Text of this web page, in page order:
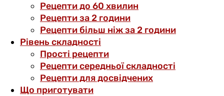
Рецепти до 60 хвилин
Рецепти за 2 години
Рецепти більш ніж за 2 години
Рівень складності
Прості рецепти
Рецепти середньої складності
Рецепти для досвідчених
Що приготувати